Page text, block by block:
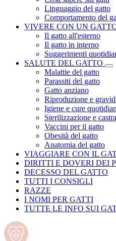
Linguaggio del gatto
Comportamento del
VIVERE CON UN
Il gatto all'esterno
Il gatto in interno
Suggerimenti
SALUTE DEL GATTO
Malattie del gatto
Parassiti del gatto
Gatto anziano
Riproduzione e
Igiene e cure
Sterilizzazione e
Vaccini per il gatto
Obesità del gatto
Anatomia del gatto
VIAGGIARE CON IL
DIRITTI E DOVERI DEI
DECESSO DEL GATTO
TUTTI I CONSIGLI
RAZZE
I NOMI PER GATTI
TUTTE LE INFO SUI